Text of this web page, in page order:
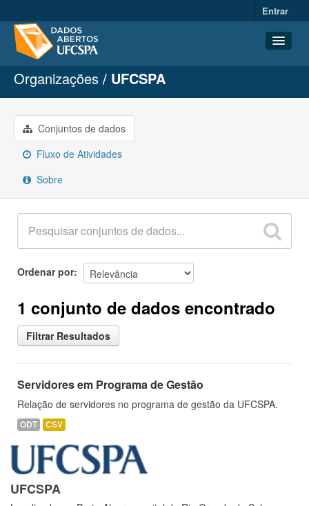
Entrar
Conjuntos de dados
Organizações
Grupos
Sobre
Organizações UFCSPA
Conjuntos de dados
Fluxo de Atividades
Sobre
Ordenar por
1 conjunto de dados encontrado
Filtrar Resultados
Servidores em Programa de Gestão
Relação de servidores no programa de gestão da UFCSPA.
ODT CSV
UFCSPA